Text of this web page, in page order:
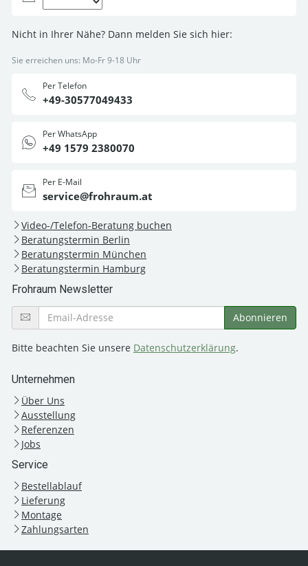
Nicht in Ihrer Nähe? Dann melden Sie sich hier:
Sie erreichen uns: Mo-Fr 9-18 Uhr
Per Telefon
+49-30577049433
Per WhatsApp
+49 1579 2380070
Per E-Mail
service@frohraum.at
Video-/Telefon-Beratung buchen
Beratungstermin Berlin
Beratungstermin München
Beratungstermin Hamburg
Frohraum Newsletter
Bitte beachten Sie unsere Datenschutzerklärung.
Unternehmen
Über Uns
Ausstellung
Referenzen
Jobs
Service
Bestellablauf
Lieferung
Montage
Zahlungsarten